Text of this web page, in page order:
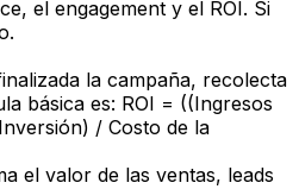
el engagement y el ROI. Si
la campaña, recolecta
básica es: ROI = ((Ingresos
/ Costo de la
el valor de las ventas, leads